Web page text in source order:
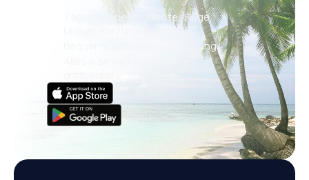
Täglich neue Angebote: Flüge,
Bequeme Buchungsverwaltung